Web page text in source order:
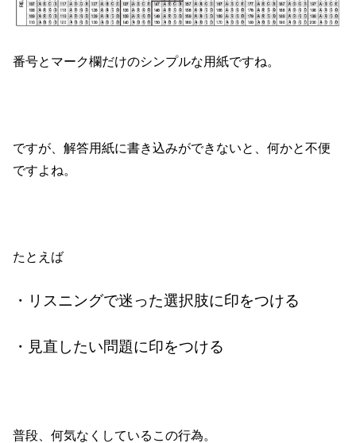
番号とマーク欄だけのシンプルな用紙ですね。
ですが、解答用紙に書き込みができないと、何かと不便
ですよね。
たとえば
・リスニングで迷った選択肢に印をつける
・見直したい問題に印をつける
普段、何気なくしているこの行為。